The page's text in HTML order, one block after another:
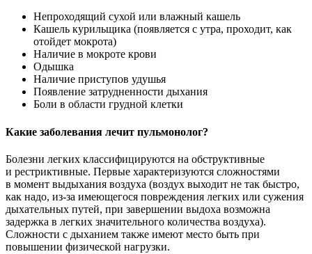
Непроходящий сухой или влажный кашель
Кашель курильщика (появляется с утра, проходит, как
отойдет мокрота)
Наличие в мокроте крови
Одышка
Наличие приступов удушья
Появление затрудненности дыхания
Боли в области грудной клетки
Какие заболевания лечит пульмонолог?
Болезни легких классифицируются на обструктивные
и рестриктивные. Первые характеризуются сложностями
в момент выдыхания воздуха (воздух выходит не так быстро,
как надо, из-за имеющегося повреждения легких или сужения
дыхательных путей, при завершении выдоха возможна
задержка в легких значительного количества воздуха).
Сложности с дыханием также имеют место быть при
повышении физической нагрузки.